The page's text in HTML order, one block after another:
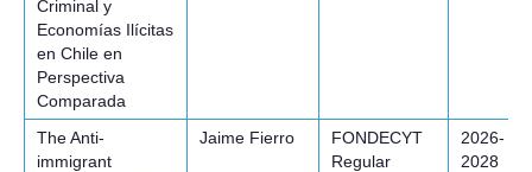
Criminal y
Economías Ilícitas
en Chile en
Perspectiva
Comparada
The Anti-
immigrant
Jaime Fierro
FONDECYT
Regular
2026-
2028